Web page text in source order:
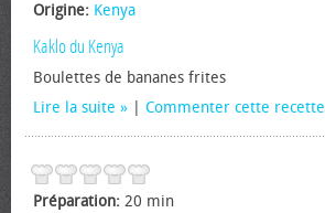
Origine: Kenya
Kaklo du Kenya
Boulettes de bananes frites
Lire la suite
Commenter cette recette
Préparation: 20 min